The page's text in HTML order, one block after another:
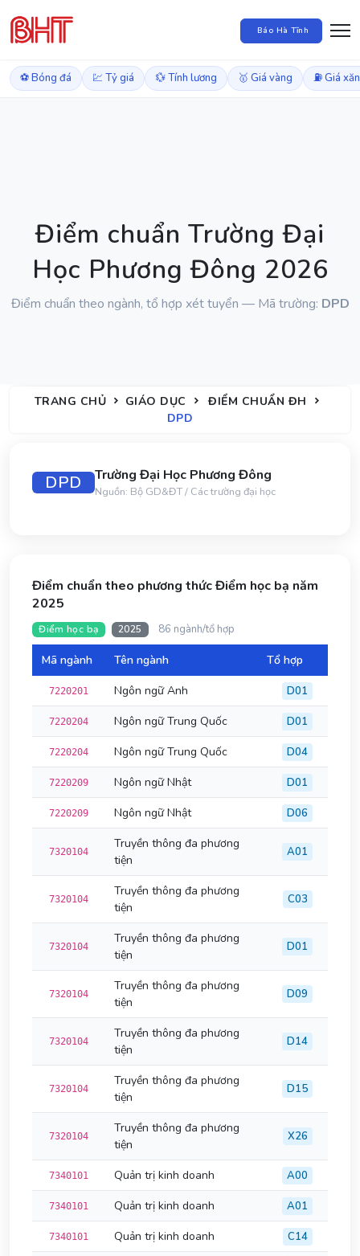
Báo Hà Tĩnh
⚽ Bóng đá 💹 Tỷ giá 💱 Tính lương 🥇 Giá vàng ⛽ Giá
Điểm chuẩn Trường Đại
Học Phương Đông 2026
Điểm chuẩn theo ngành, tổ hợp xét tuyển — Mã trường: DPD
TRANG CHỦ GIÁO DỤC
ĐIỂM CHUẨN ĐH
DPD
DPD Trường Đại Học Phương Đông
Nguồn: Bộ GD&ĐT / Các trường đại học
Điểm chuẩn theo phương thức Điểm học bạ năm
2025
Điểm học bạ 2025 86 ngành/tổ hợp
Mã ngành Tên ngành Tổ hợp
7220201 Ngôn ngữ Anh D01
7220204 Ngôn ngữ Trung Quốc D01
7220204 Ngôn ngữ Trung Quốc D04
7220209 Ngôn ngữ Nhật D01
7220209 Ngôn ngữ Nhật D06
7320104
Truyền thông đa phương
tiện
A01
7320104
Truyền thông đa phương
tiện
C03
7320104
Truyền thông đa phương
tiện
D01
7320104
Truyền thông đa phương
tiện
D09
7320104
Truyền thông đa phương
tiện
D14
7320104
Truyền thông đa phương
tiện
D15
7320104
Truyền thông đa phương
tiện
X26
7340101 Quản trị kinh doanh A00
7340101 Quản trị kinh doanh A01
7340101 Quản trị kinh doanh C14